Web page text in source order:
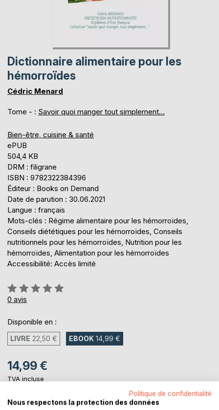
Dictionnaire alimentaire pour les
hémorroïdes
Cédric Menard
Tome - : Savoir quoi manger tout simplement...
Bien-être, cuisine & santé
ePUB
504,4 KB
DRM : filigrane
ISBN : 9782322384396
Éditeur : Books on Demand
Date de parution : 30.06.2021
Langue : français
Mots-clés : Régime alimentaire pour les hémorroïdes,
Conseils diététiques pour les hémorroïdes, Conseils
nutritionnels pour les hémorroïdes, Nutrition pour les
hémorroïdes, Alimentation pour les hémorroïdes
Accessibilité: Accès limité
Évaluation:
0%
0 avis
Disponible en :
LIVRE 22,50 € EBOOK 14,99 €
14,99 €
TVA incluse
Politique de confidentialité
Nous respectons la protection des données